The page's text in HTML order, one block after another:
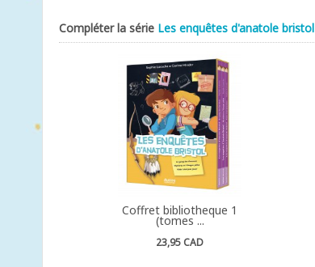
Compléter la série Les enquêtes d'anatole bristol
Coffret bibliotheque 1
(tomes ...
23,95 CAD